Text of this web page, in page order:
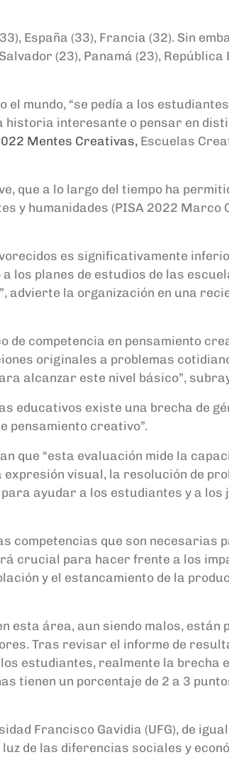
España (33), Francia (32). Sin
(23), Panamá (23), República
el mundo, “se pedía a los
interesante o pensar en
Mentes Creativas, Escuelas
que a lo largo del tiempo ha
y humanidades (PISA 2022 Marco
es significativamente
los planes de estudios de las
la organización en una
competencia en pensamiento
originales a problemas
alcanzar este nivel básico”,
educativos existe una brecha de
pensamiento creativo”.
que “esta evaluación mide la
visual, la resolución de
ayudar a los estudiantes y a los
competencias que son necesarias
crucial para hacer frente a los
y el estancamiento de la
esta área, aun siendo malos, están
Tras revisar el informe de
estudiantes, realmente la brecha
tienen un porcentaje de 2 a 3
Francisco Gavidia (UFG), de
de las diferencias sociales y